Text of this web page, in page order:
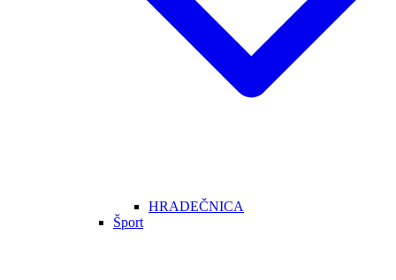
HRADEČNICA
Šport